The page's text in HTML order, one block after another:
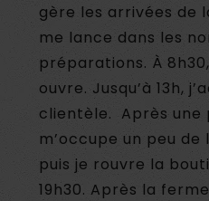
gère les arrivées de
me lance dans les
préparations. À
ouvre. Jusqu’à 13h,
clientèle. Après une
m’occupe un peu de
puis je rouvre la
19h30. Après la